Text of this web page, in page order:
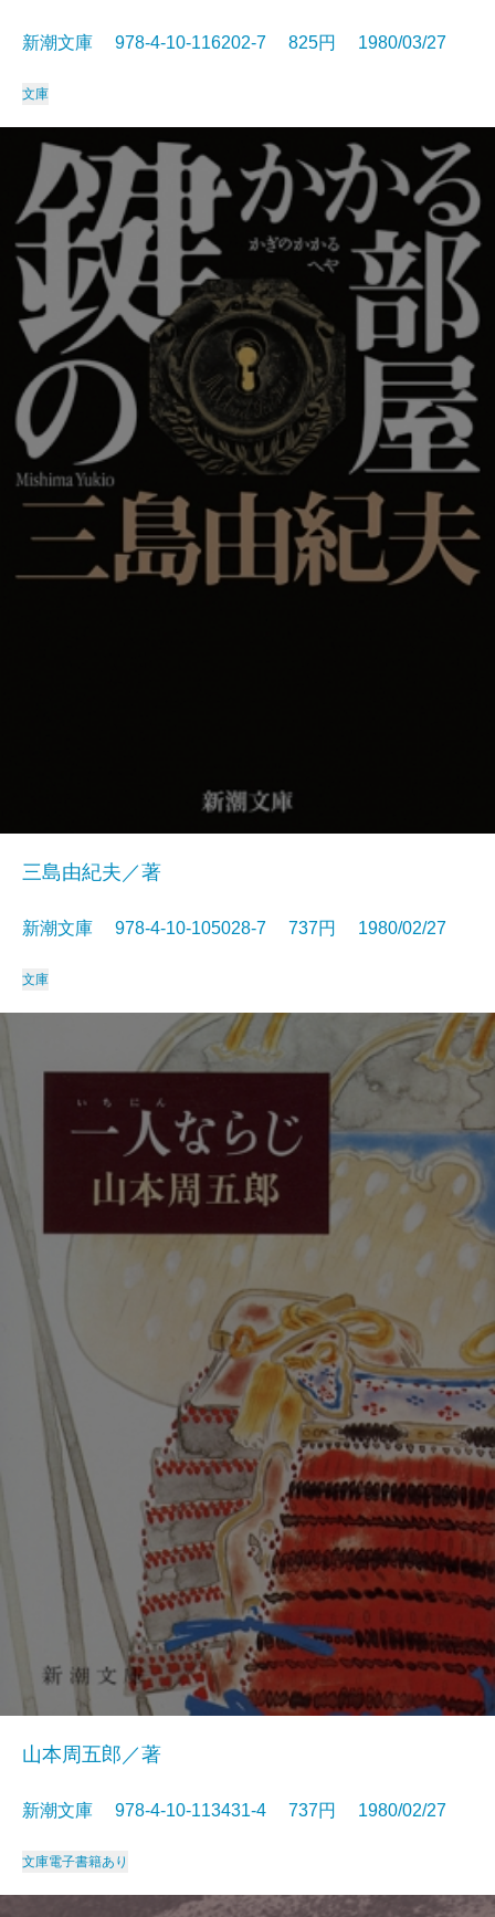
新潮文庫 978-4-10-116202-7 825円 1980/03/27
文庫
三島由紀夫／著
新潮文庫 978-4-10-105028-7 737円 1980/02/27
文庫
山本周五郎／著
新潮文庫 978-4-10-113431-4 737円 1980/02/27
文庫電子書籍あり